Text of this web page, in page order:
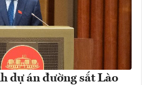
dự án đường sắt Lào